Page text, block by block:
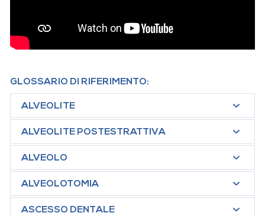
GLOSSARIO DI RIFERIMENTO:
ALVEOLITE
ALVEOLITE POSTESTRATTIVA
ALVEOLO
ALVEOLOTOMIA
ASCESSO DENTALE